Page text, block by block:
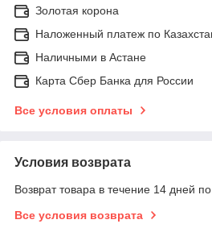
Золотая корона
Наложенный платеж по
Наличными в Астане
Карта Сбер Банка для России
Все условия оплаты
Условия возврата
Возврат товара в течение 14 дней
Все условия возврата